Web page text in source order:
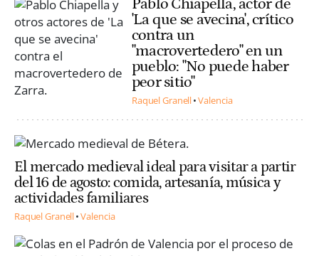
Pablo Chiapella, actor de
'La que se avecina', crítico
contra un
"macrovertedero" en un
pueblo: "No puede haber
peor sitio"
Raquel Granell Valencia
El mercado medieval ideal para visitar a partir
del 16 de agosto: comida, artesanía, música y
actividades familiares
Raquel Granell Valencia